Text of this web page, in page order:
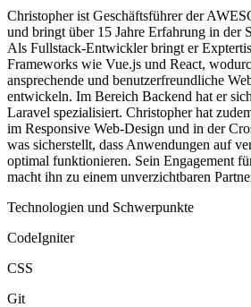
Christopher ist Geschäftsführer der
und bringt über 15 Jahre Erfahrung in der
Als Fullstack-Entwickler bringt er
Frameworks wie Vue.js und React,
ansprechende und benutzerfreundliche
entwickeln. Im Bereich Backend hat er
Laravel spezialisiert. Christopher hat
im Responsive Web-Design und in der
was sicherstellt, dass Anwendungen auf
optimal funktionieren. Sein Engagement
macht ihn zu einem unverzichtbaren
Technologien und Schwerpunkte
CodeIgniter
CSS
Git